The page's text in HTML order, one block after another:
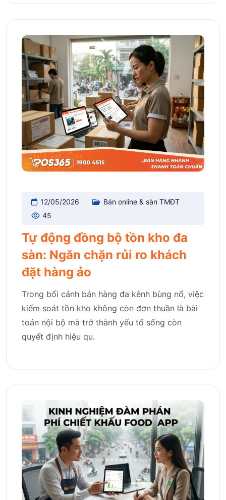
12/05/2026
Bán online & sàn TMĐT
45
Tự động đồng bộ tồn kho đa
sàn: Ngăn chặn rủi ro khách
đặt hàng ảo
Trong bối cảnh bán hàng đa kênh bùng nổ, việc
kiểm soát tồn kho không còn đơn thuần là bài
toán nội bộ mà trở thành yếu tố sống còn
quyết định hiệu qu.